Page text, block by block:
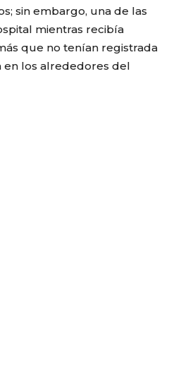
sin embargo, una de las
mientras recibía
que no tenían registrada
en los alrededores del